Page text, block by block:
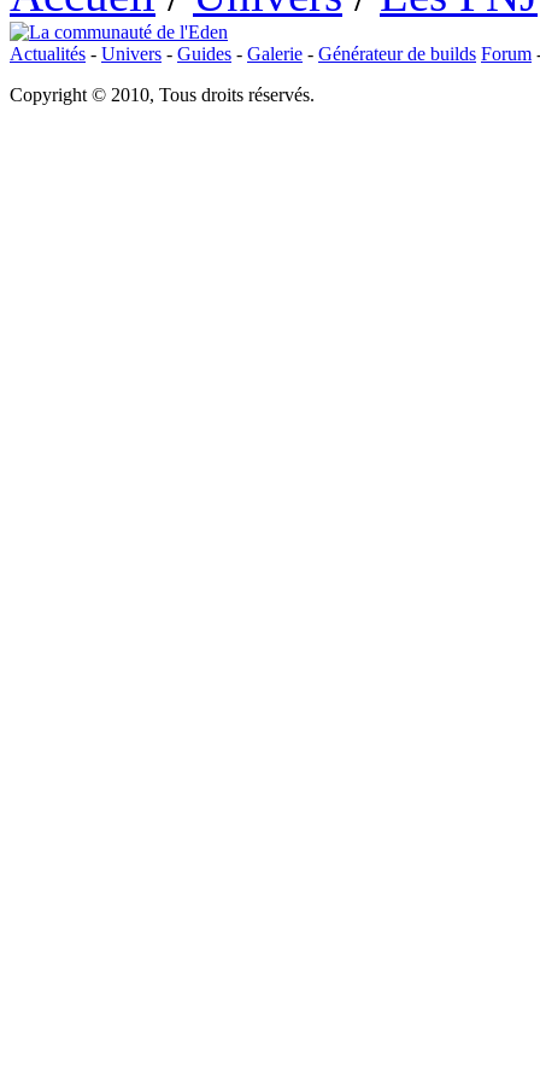
Actualités - Univers - Guides - Galerie - Générateur de builds Forum
Copyright © 2010, Tous droits réservés.